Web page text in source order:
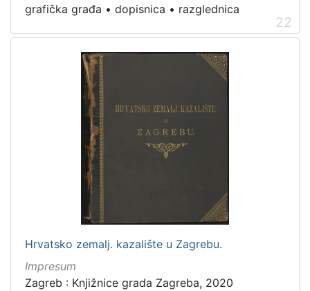
grafička građa • dopisnica • razglednica
22
Hrvatsko zemalj. kazalište u Zagrebu.
Impresum
Zagreb : Knjižnice grada Zagreba, 2020